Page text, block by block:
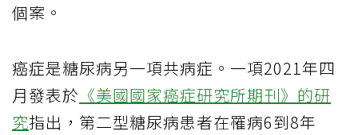
個案。
癌症是糖尿病另一項共病症。一項2021年四
月發表於 《美國國家癌症研究所期刊》的研
究指出，第二型糖尿病患者在罹病6到8年